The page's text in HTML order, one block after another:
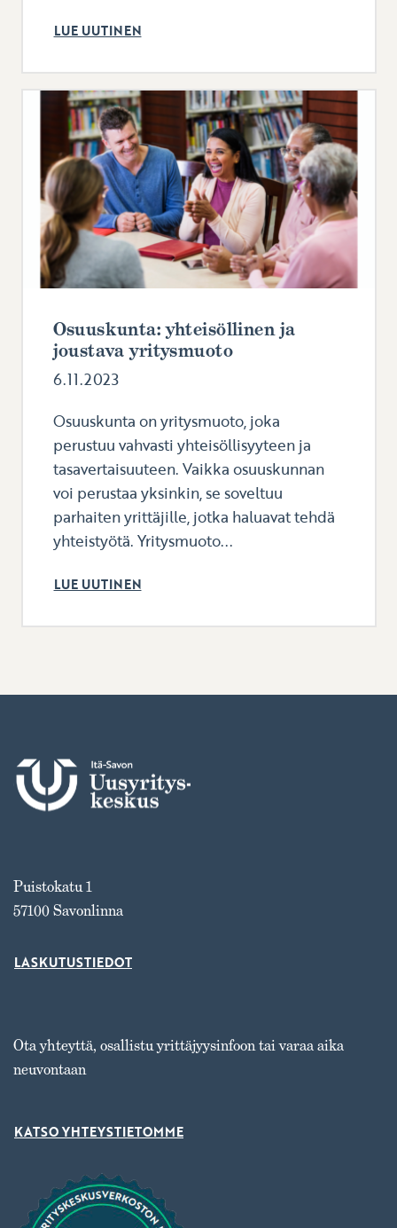
LUE UUTINEN
Osuuskunta: yhteisöllinen ja
joustava yritysmuoto
6.11.2023
Osuuskunta on yritysmuoto, joka
perustuu vahvasti yhteisöllisyyteen ja
tasavertaisuuteen. Vaikka osuuskunnan
voi perustaa yksinkin, se soveltuu
parhaiten yrittäjille, jotka haluavat tehdä
yhteistyötä. Yritysmuoto...
LUE UUTINEN
Puistokatu 1
57100 Savonlinna
LASKUTUSTIEDOT
Ota yhteyttä, osallistu yrittäjyysinfoon tai varaa aika
neuvontaan
KATSO YHTEYSTIETOMME